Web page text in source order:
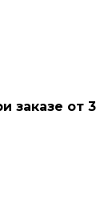
заказе от 3